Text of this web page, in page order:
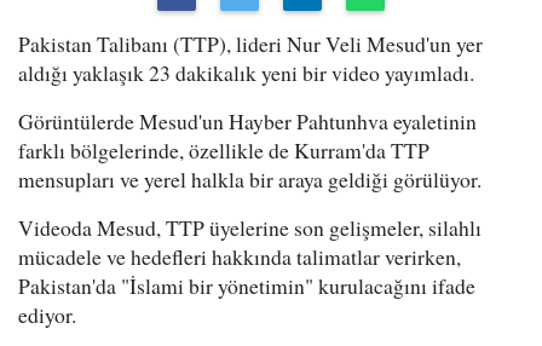
Pakistan Talibanı (TTP), lideri Nur Veli Mesud'un yer
aldığı yaklaşık 23 dakikalık yeni bir video yayımladı.
Görüntülerde Mesud'un Hayber Pahtunhva eyaletinin
farklı bölgelerinde, özellikle de Kurram'da TTP
mensupları ve yerel halkla bir araya geldiği görülüyor.
Videoda Mesud, TTP üyelerine son gelişmeler, silahlı
mücadele ve hedefleri hakkında talimatlar verirken,
Pakistan'da "İslami bir yönetimin" kurulacağını ifade
ediyor.